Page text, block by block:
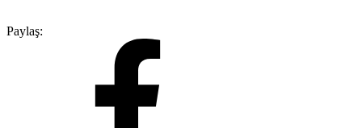
Paylaş: